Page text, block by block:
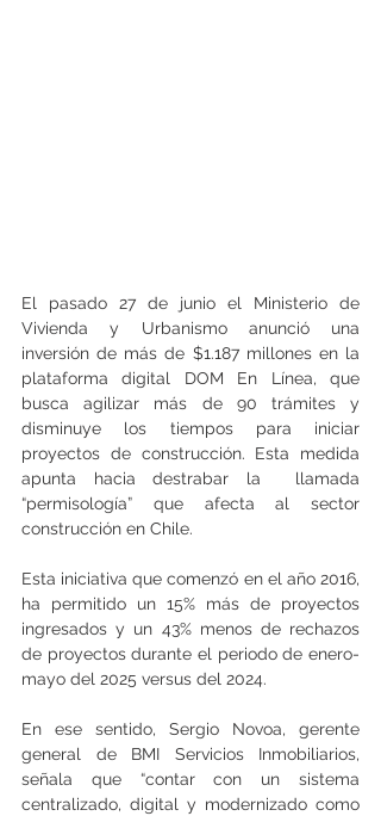
El pasado 27 de junio el Ministerio de
Vivienda y Urbanismo anunció una
inversión de más de $1.187 millones en la
plataforma digital DOM En Línea, que
busca agilizar más de 90 trámites y
disminuye los tiempos para iniciar
proyectos de construcción. Esta medida
apunta hacia destrabar la  llamada
“permisología” que afecta al sector
construcción en Chile.
Esta iniciativa que comenzó en el año 2016,
ha permitido un 15% más de proyectos
ingresados y un 43% menos de rechazos
de proyectos durante el periodo de enero-
mayo del 2025 versus del 2024.
En ese sentido, Sergio Novoa, gerente
general de BMI Servicios Inmobiliarios,
señala que “contar con un sistema
centralizado, digital y modernizado como